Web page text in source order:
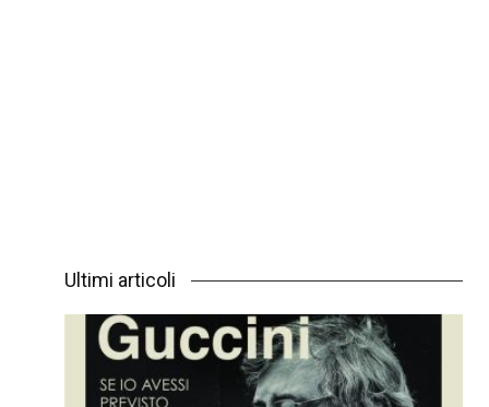
Ultimi articoli